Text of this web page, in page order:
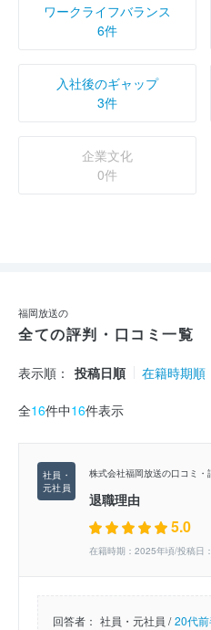
ワークライフバランス
6件
入社後のギャップ
3件
企業文化
0件
福岡放送の
全ての評判・口コミ一覧
表示順： 投稿日順 在籍時期順
全16件中16件表示
株式会社福岡放送の口コミ・
退職理由
5.0
在籍時期：2025年頃/投稿日
回答者： 社員・元社員 / 20代